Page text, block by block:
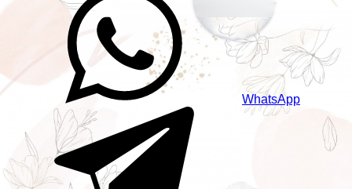
WhatsApp